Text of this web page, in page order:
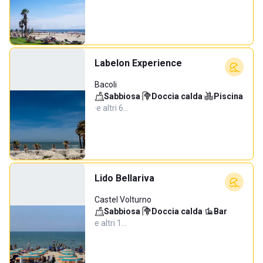
Labelon Experience
Bacoli
Sabbiosa· Doccia calda·
Piscina
·e altri 6…
Lido Bellariva
Castel Volturno
Sabbiosa· Doccia calda· Bar·
e altri 1…